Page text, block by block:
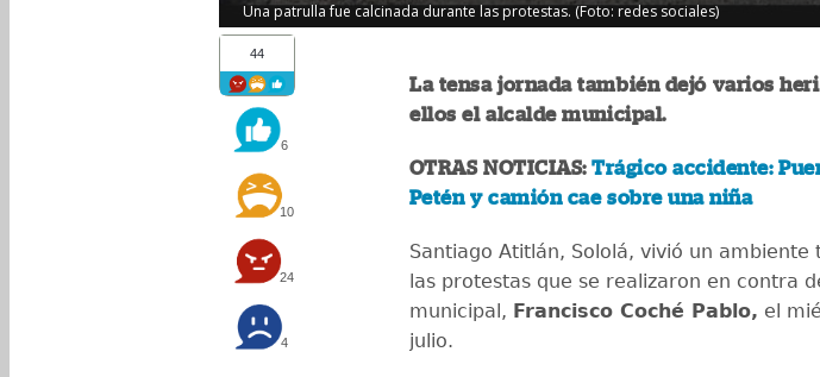
Una patrulla fue calcinada durante las protestas. (Foto: redes sociales)
44
6
10
24
4
La tensa jornada también dejó varios
ellos el alcalde municipal.
OTRAS NOTICIAS:Trágico accidente:
Petén y camión cae sobre una niña
Santiago Atitlán, Sololá, vivió un ambiente
las protestas que se realizaron en contra
municipal, Francisco Coché Pablo, el
julio.